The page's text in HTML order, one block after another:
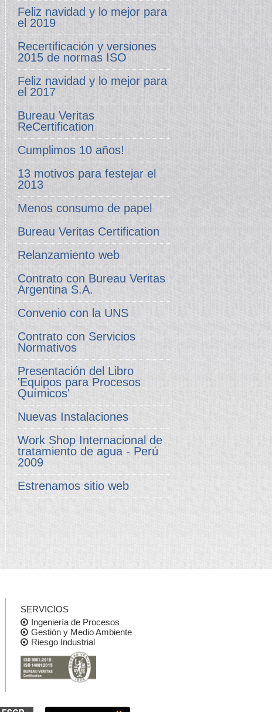
Feliz navidad y lo mejor para
el 2019
Recertificación y versiones
2015 de normas ISO
Feliz navidad y lo mejor para
el 2017
Bureau Veritas
ReCertification
Cumplimos 10 años!
13 motivos para festejar el
2013
Menos consumo de papel
Bureau Veritas Certification
Relanzamiento web
Contrato con Bureau Veritas
Argentina S.A.
Convenio con la UNS
Contrato con Servicios
Normativos
Presentación del Libro
'Equipos para Procesos
Químicos'
Nuevas Instalaciones
Work Shop Internacional de
tratamiento de agua - Perú
2009
Estrenamos sitio web
SERVICIOS
Ingeniería de Procesos
Gestión y Medio Ambiente
Riesgo Industrial